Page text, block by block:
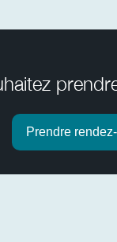
Prendre